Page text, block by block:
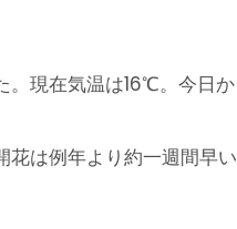
。現在気温は16℃。今日か
花は例年より約一週間早い